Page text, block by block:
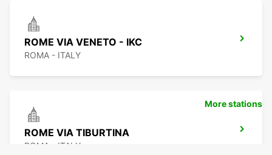
ROME VIA VENETO - IKC
ROMA - ITALY
ROME VIA TIBURTINA
ROMA - ITALY
More stations